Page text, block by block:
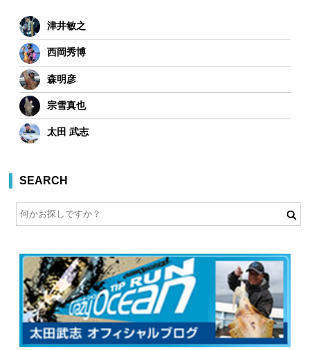
津井敏之
西岡秀博
森明彦
宗雪真也
太田 武志
SEARCH